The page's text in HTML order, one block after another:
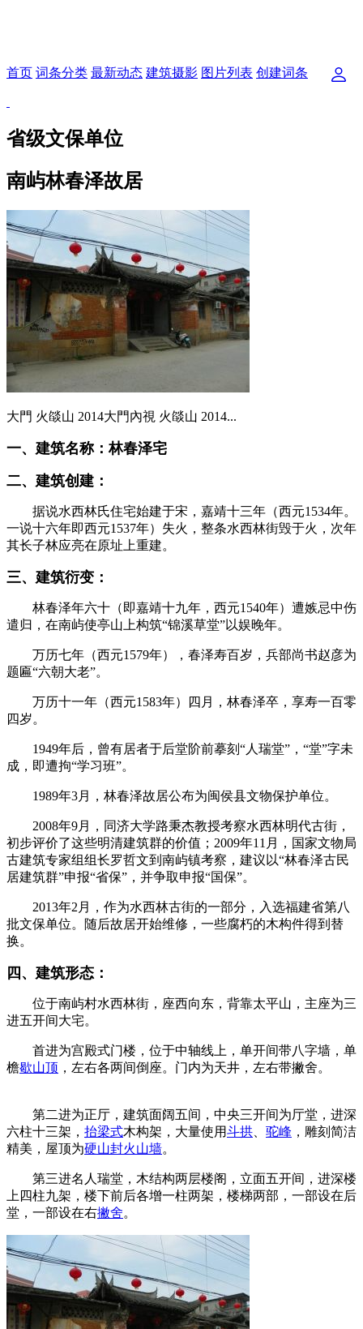
首页 词条分类 最新动态 建筑摄影 图片列表 创建词条
省级文保单位
南屿林春泽故居
大門 火燄山 2014大門內視 火燄山 2014...
一、建筑名称：林春泽宅
二、建筑创建：
据说水西林氏住宅始建于宋，嘉靖十三年（西元1534年。
一说十六年即西元1537年）失火，整条水西林街毁于火，次年
其长子林应亮在原址上重建。
三、建筑衍变：
林春泽年六十（即嘉靖十九年，西元1540年）遭嫉忌中伤
遣归，在南屿使亭山上构筑“锦溪草堂”以娱晚年。
万历七年（西元1579年）， 春泽寿百岁， 兵部尚书赵彦为
题匾“六朝大老”。
万历十一年（西元1583年）四月，林春泽卒，享寿一百零
四岁。
1949年后，曾有居者于后堂阶前摹刻“人瑞堂”，“堂”字未
成，即遭拘“学习班”。
1989年3月，林春泽故居公布为闽侯县文物保护单位。
2008年9月，同济大学路秉杰教授考察水西林明代古街，
初步评价了这些明清建筑群的价值； 2009年11月，国家文物局
古建筑专家组组长罗哲文到南屿镇考察，建议以“林春泽古民
居建筑群”申报“省保”，并争取申报“国保”。
2013年2月，作为水西林古街的一部分，入选福建省第八
批文保单位。随后故居开始维修，一些腐朽的木构件得到替
换。
四、建筑形态：
位于南屿村水西林街，座西向东，背靠太平山，主座为三
进五开间大宅。
首进为宫殿式门楼，位于中轴线上，单开间带八字墙，单
檐歇山顶 ，左右各两间倒座。门内为天井，左右带撇舍。
第二进为正厅，建筑面阔五间，中央三开间为厅堂，进深
六柱十三架， 抬梁式木构架，大量使用斗拱 驼峰 ，雕刻简洁
精美，屋顶为硬山封火山墙。
第三进名人瑞堂，木结构两层楼阁，立面五开间，进深楼
上四柱九架，楼下前后各增一柱两架，楼梯两部，一部设在后
堂，一部设在右撇舍。